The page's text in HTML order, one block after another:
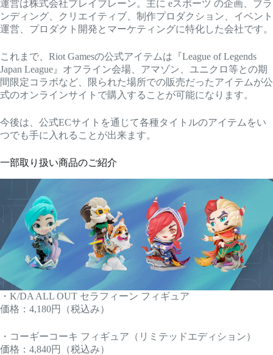
運営は株式会社プレイブレーン。主に eスポーツ の企画、ブラ
ンディング、クリエイティブ、制作プロダクション、イベント
運営、プロダクト開発とマーケティングに特化した会社です。
これまで、Riot Gamesの公式アイテムは『League of Legends
Japan League』オフライン会場、アマゾン、ユニクロ等との期
間限定コラボなど、限られた場所での販売だったアイテムが公
式のオンラインサイトで購入することが可能になります。
今後は、公式ECサイトを通じて各種タイトルのアイテムをい
つでも手に入れることが出来ます。
一部取り扱い商品のご紹介
・K/DA ALL OUT セラフィーン フィギュア
価格：4,180円（税込み）
・コーギーコーキ フィギュア（リミテッドエディション）
価格：4,840円（税込み）